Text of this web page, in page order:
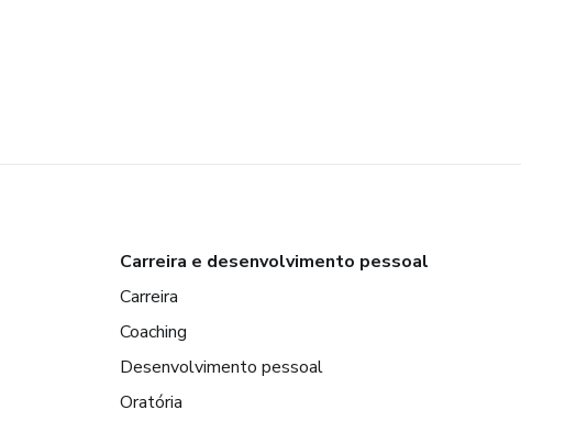
Carreira e desenvolvimento pessoal
Carreira
Coaching
Desenvolvimento pessoal
Oratória